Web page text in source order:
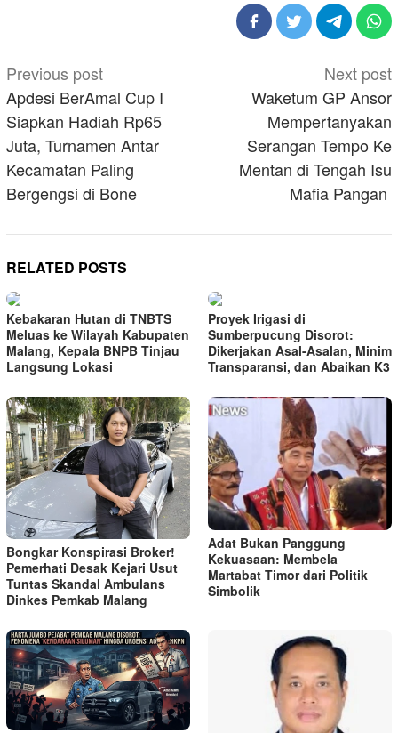
Post
navigation
Previous post
Apdesi BerAmal Cup I
Siapkan Hadiah Rp65
Juta, Turnamen Antar
Kecamatan Paling
Bergengsi di Bone
Next post
Waketum GP Ansor
Mempertanyakan
Serangan Tempo Ke
Mentan di Tengah Isu
Mafia Pangan
RELATED POSTS
Kebakaran Hutan di TNBTS
Meluas ke Wilayah Kabupaten
Malang, Kepala BNPB Tinjau
Langsung Lokasi
Proyek Irigasi di
Sumberpucung Disorot:
Dikerjakan Asal-Asalan, Minim
Transparansi, dan Abaikan K3
Bongkar Konspirasi Broker!
Pemerhati Desak Kejari Usut
Tuntas Skandal Ambulans
Dinkes Pemkab Malang
Adat Bukan Panggung
Kekuasaan: Membela
Martabat Timor dari Politik
Simbolik